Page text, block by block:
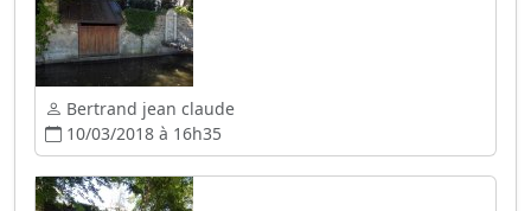
Bertrand jean claude
10/03/2018 à 16h35